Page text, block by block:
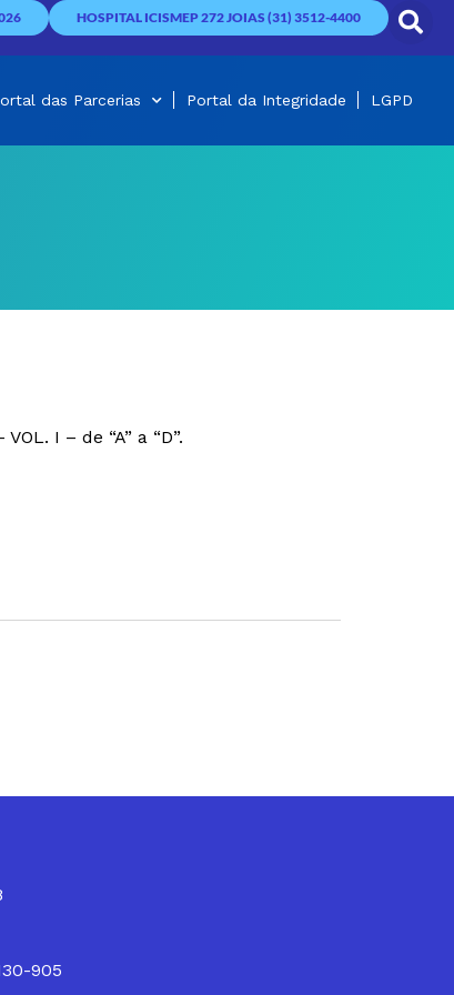
HOSPITAL ICISMEP 272 JOIAS (31) 3512-4400
das Parcerias Portal da Integridade LGPD
I – de “A” a “D”.
905